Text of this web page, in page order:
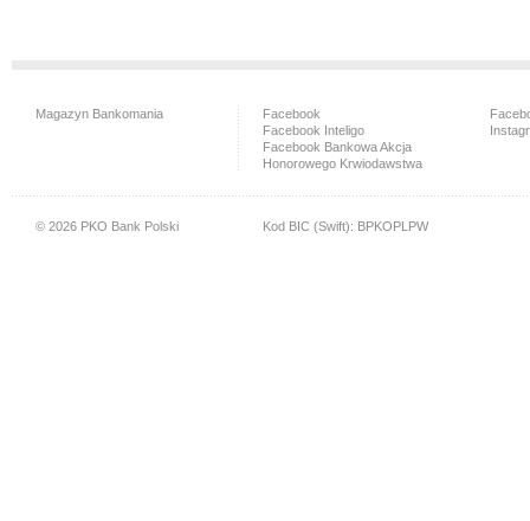
Magazyn Bankomania
Facebook
Facebook Inteligo
Facebook Bankowa Akcja
Honorowego Krwiodawstwa
© 2026 PKO Bank Polski Kod BIC (Swift): BPKOPLPW